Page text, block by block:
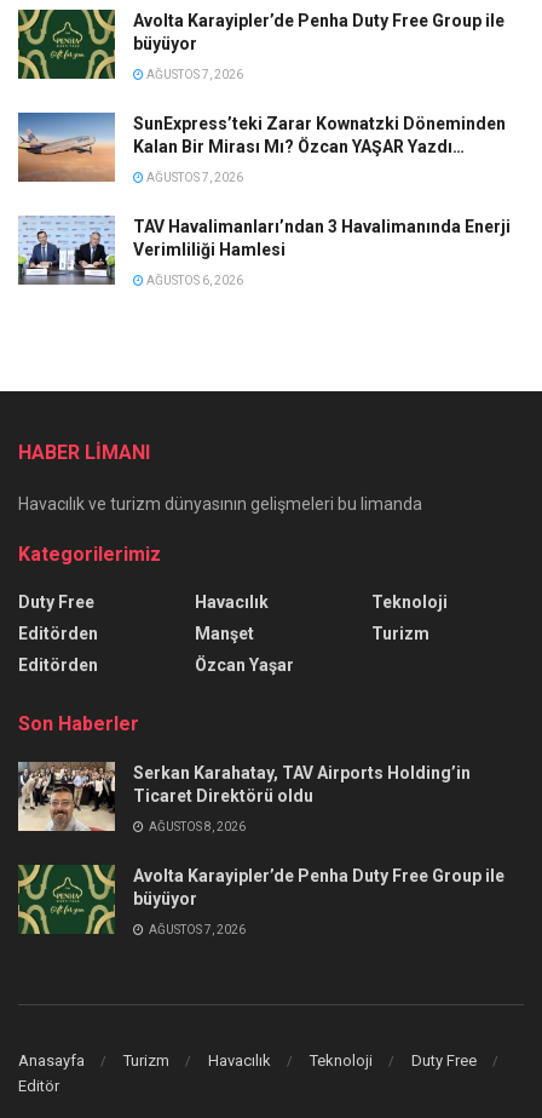
Avolta Karayipler’de Penha Duty Free Group ile
büyüyor
AĞUSTOS 7, 2026
SunExpress’teki Zarar Kownatzki Döneminden
Kalan Bir Mirası Mı? Özcan YAŞAR Yazdı…
AĞUSTOS 7, 2026
TAV Havalimanları’ndan 3 Havalimanında Enerji
Verimliliği Hamlesi
AĞUSTOS 6, 2026
HABER LİMANI
Havacılık ve turizm dünyasının gelişmeleri bu limanda
Kategorilerimiz
Duty Free
Editörden
Editörden
Havacılık
Manşet
Özcan Yaşar
Teknoloji
Turizm
Son Haberler
Serkan Karahatay, TAV Airports Holding’in
Ticaret Direktörü oldu
AĞUSTOS 8, 2026
Avolta Karayipler’de Penha Duty Free Group ile
büyüyor
AĞUSTOS 7, 2026
Anasayfa Turizm Havacılık Teknoloji
Duty Free
Editör